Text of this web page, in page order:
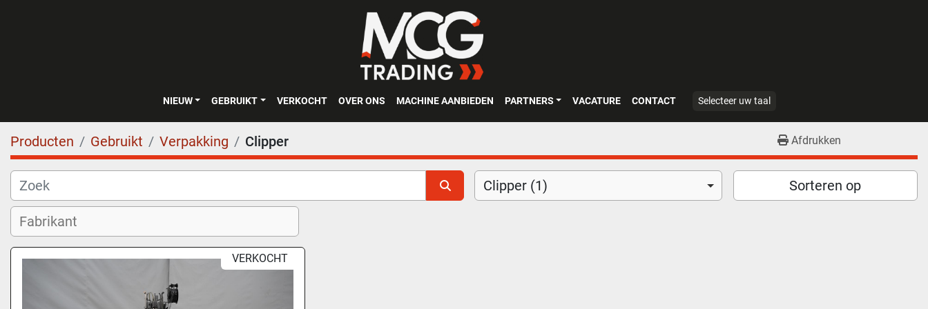
NIEUW GEBRUIKT VERKOCHT OVER ONS MACHINE AANBIEDEN PARTNERS VACATURE CONTACT Selecteer uw taal
Producten Gebruikt Verpakking Clipper Afdrukken
Clipper (1) Sorteren op
VERKOCHT